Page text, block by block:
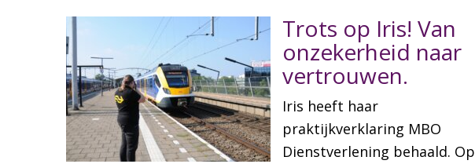
Trots op Iris! Van
onzekerheid naar
vertrouwen.
Iris heeft haar
praktijkverklaring MBO
Dienstverlening behaald. Op